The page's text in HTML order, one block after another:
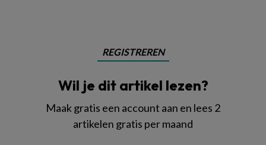
REGISTREREN
Wil je dit artikel lezen?
Maak gratis een account aan en lees 2
artikelen gratis per maand